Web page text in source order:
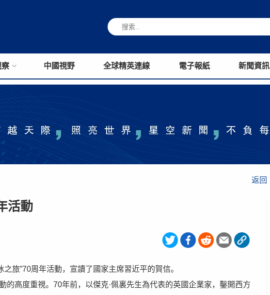
察 中國視野 全球精英連線 電子報紙 新聞資訊
返回
活動
旅”70周年活動，宣讀了國家主席習近平的賀信。
高度重視。70年前，以傑克·佩裏先生為代表的英國企業家，鑿開西方